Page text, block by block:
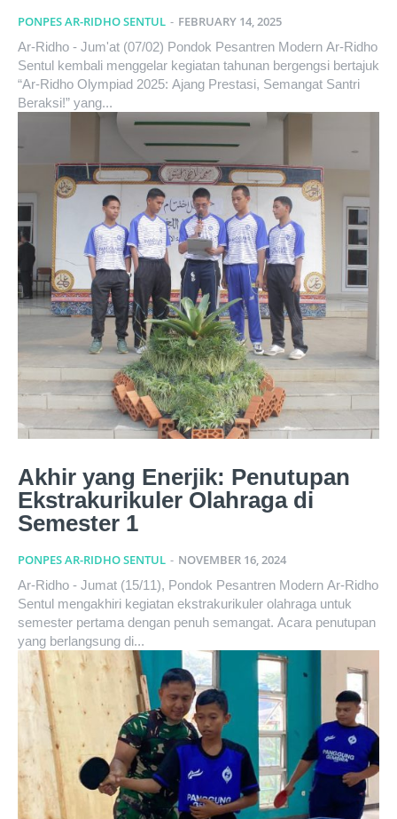
PONPES AR-RIDHO SENTUL - FEBRUARY 14, 2025
Ar-Ridho - Jum'at (07/02) Pondok Pesantren Modern Ar-Ridho
Sentul kembali menggelar kegiatan tahunan bergengsi bertajuk
“Ar-Ridho Olympiad 2025: Ajang Prestasi, Semangat Santri
Beraksi!” yang...
Akhir yang Enerjik: Penutupan
Ekstrakurikuler Olahraga di
Semester 1
PONPES AR-RIDHO SENTUL - NOVEMBER 16, 2024
Ar-Ridho - Jumat (15/11), Pondok Pesantren Modern Ar-Ridho
Sentul mengakhiri kegiatan ekstrakurikuler olahraga untuk
semester pertama dengan penuh semangat. Acara penutupan
yang berlangsung di...